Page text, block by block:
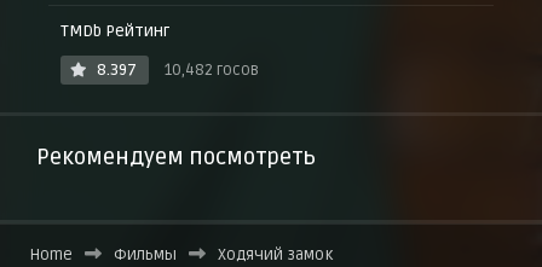
TMDb Рейтинг
8.397
10,482 госов
Рекомендуем посмотреть
Home Фильмы Ходячий замок